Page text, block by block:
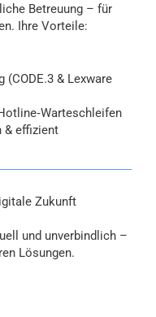
Betreuung – für
Ihre Vorteile:
& Lexware
& effizient
Zukunft
und unverbindlich –
Lösungen.